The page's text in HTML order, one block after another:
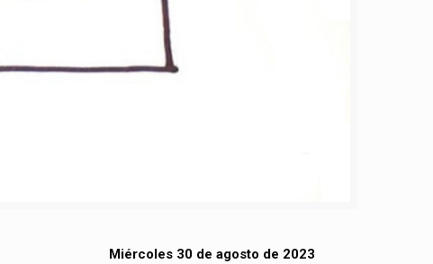
Miércoles 30 de agosto de 2023